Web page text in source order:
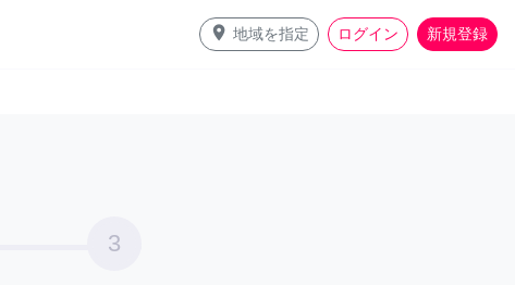
place 地域を指定 ログイン 新規登録
3